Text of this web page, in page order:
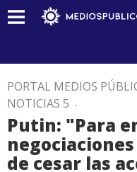
PORTAL MEDIOS
NOTICIAS 5 .
Putin: "Para
de cesar las